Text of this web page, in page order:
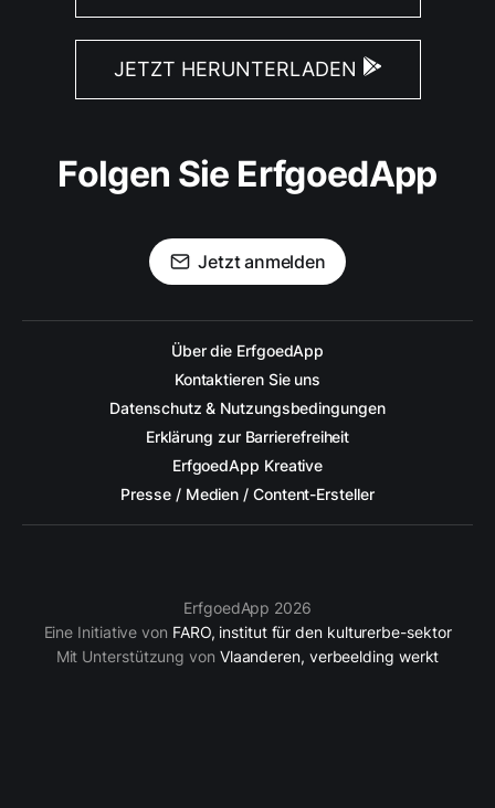
JETZT HERUNTERLADEN
Folgen Sie ErfgoedApp
Jetzt anmelden
Über die ErfgoedApp
Kontaktieren Sie uns
Datenschutz & Nutzungsbedingungen
Erklärung zur Barrierefreiheit
ErfgoedApp Kreative
Presse / Medien / Content-Ersteller
ErfgoedApp 2026
Eine Initiative von FARO, institut für den kulturerbe-sektor
Mit Unterstützung von Vlaanderen, verbeelding werkt